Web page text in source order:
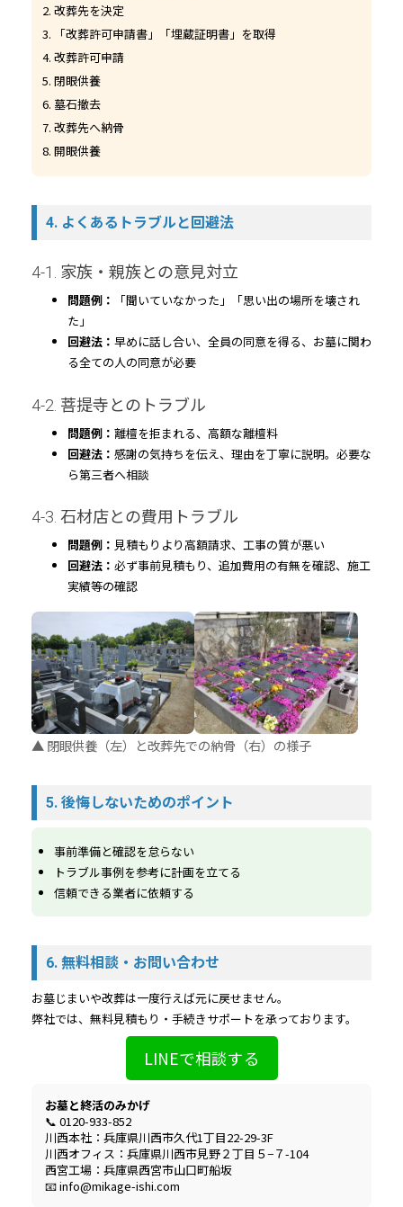
改葬先を決定
「改葬許可申請書」「埋蔵証明書」を取得
改葬許可申請
閉眼供養
墓石撤去
改葬先へ納骨
開眼供養
4. よくあるトラブルと回避法
4-1. 家族・親族との意見対立
問題例：
「聞いていなかった」「思い出の場所を壊され
た」
回避法： 早めに話し合い、全員の同意を得る、お墓に関わ
る全ての人の同意が必要
4-2. 菩提寺とのトラブル
問題例： 離檀を拒まれる、高額な離檀料
回避法： 感謝の気持ちを伝え、理由を丁寧に説明。必要な
ら第三者へ相談
4-3. 石材店との費用トラブル
問題例： 見積もりより高額請求、工事の質が悪い
回避法： 必ず事前見積もり、追加費用の有無を確認、施工
実績等の確認
▲ 閉眼供養（左）と改葬先での納骨（右）の様子
5. 後悔しないためのポイント
事前準備と確認を怠らない
トラブル事例を参考に計画を立てる
信頼できる業者に依頼する
6. 無料相談・お問い合わせ
お墓じまいや改葬は一度行えば元に戻せません。
弊社では、無料見積もり・手続きサポートを承っております。
LINEで相談する
お墓と終活のみかげ
📞 0120-933-852
川西本社：兵庫県川西市久代1丁目22-29-3F
川西オフィス：兵庫県川西市見野２丁目５−７-104
西宮工場：兵庫県西宮市山口町船坂
📧 info@mikage-ishi.com